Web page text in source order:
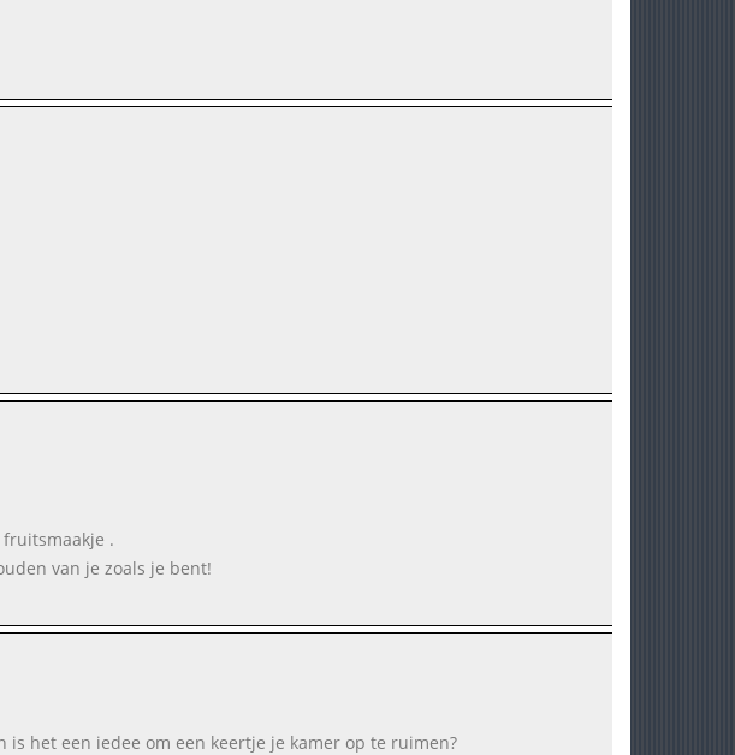
.
van je zoals je bent!
het een iedee om een keertje je kamer op te ruimen?